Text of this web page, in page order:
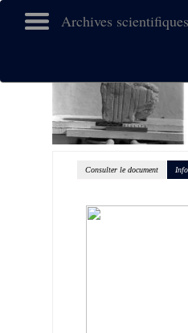
Archives
Consulter le document